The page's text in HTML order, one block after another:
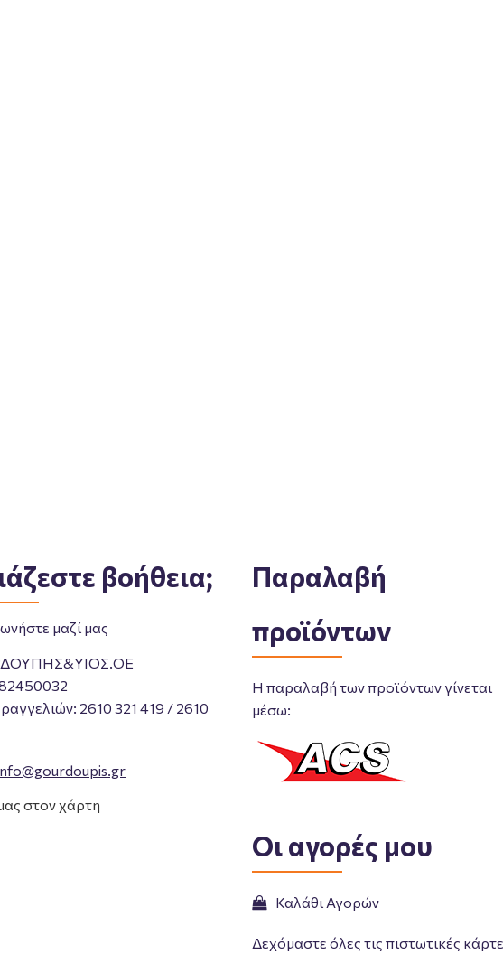
βοήθεια;
μαζί μας
: 2610 321 419 / 2610
στον χάρτη
Παραλαβή
προϊόντων
Η παραλαβή των προϊόντων γίνεται
μέσω:
Οι αγορές μου
Καλάθι Αγορών
Δεχόμαστε όλες τις πιστωτικές